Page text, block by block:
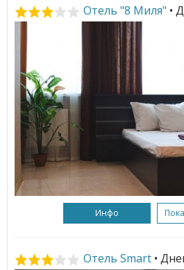
Отель "8 Миля" •
Инфо
Отель Smart •